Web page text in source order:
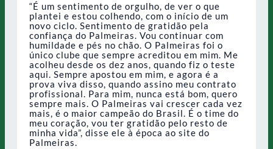
“É um sentimento de orgulho, de ver o que
plantei e estou colhendo, com o início de um
novo ciclo. Sentimento de gratidão pela
confiança do Palmeiras. Vou continuar com
humildade e pés no chão. O Palmeiras foi o
único clube que sempre acreditou em mim. Me
acolheu desde os dez anos, quando fiz o teste
aqui. Sempre apostou em mim, e agora é a
prova viva disso, quando assino meu contrato
profissional. Para mim, nunca está bom, quero
sempre mais. O Palmeiras vai crescer cada vez
mais, é o maior campeão do Brasil. É o time do
meu coração, vou ter gratidão pelo resto de
minha vida”, disse ele à época ao site do
Palmeiras.